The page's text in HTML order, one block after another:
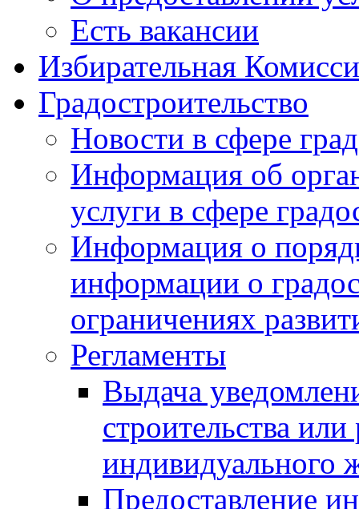
Есть вакансии
Избирательная
Градостроительство
Новости в сфере
Информация об
услуги в сфере
Информация о
информации о
ограничениях
Регламенты
Выдача
строительства
индивидуального
Предоставление